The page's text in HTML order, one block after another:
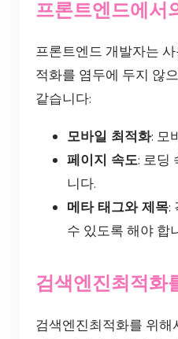
프론트엔드에서
프론트엔드 개발자는
적화를 염두에 두지 않
같습니다:
모바일 최적화: 모
페이지 속도: 로딩
니다.
메타 태그와 제목:
수 있도록 해야 합
검색엔진최적화
검색엔진최적화를 위해